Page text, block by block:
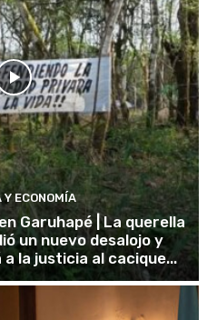
ECONOMÍA
Garuhapé | La querella
un nuevo desalojo y
la justicia al cacique...